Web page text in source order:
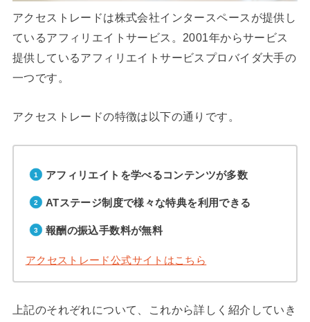
アクセストレードは株式会社インタースペースが提供し
ているアフィリエイトサービス。2001年からサービス
提供しているアフィリエイトサービスプロバイダ大手の
一つです。
アクセストレードの特徴は以下の通りです。
アフィリエイトを学べるコンテンツが多数
ATステージ制度で様々な特典を利用できる
報酬の振込手数料が無料
アクセストレード公式サイトはこちら
上記のそれぞれについて、これから詳しく紹介していき